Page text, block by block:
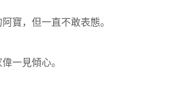
寶， 但一直不敢表態。
一見傾心。